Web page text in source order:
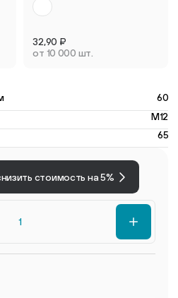
32,90 ₽
от 10 000 шт.
60
M12
65
стоимость на 5%